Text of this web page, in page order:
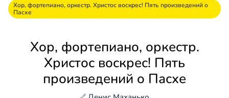
Хор, фортепиано, оркестр. Христос воскрес! Пять произведений о
Пасхе
Хор, фортепиано, оркестр.
Христос воскрес! Пять
произведений о Пасхе